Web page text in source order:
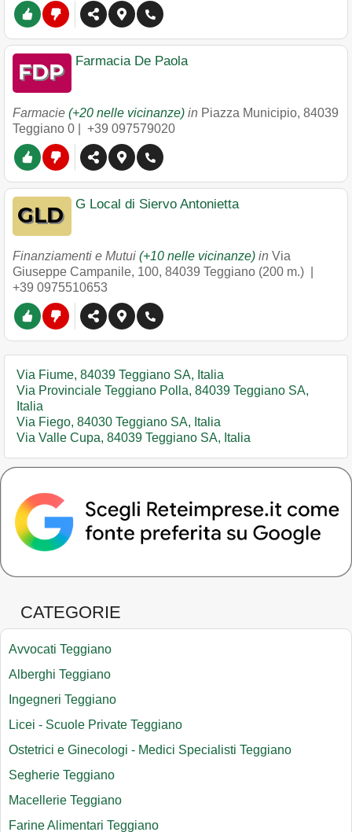
Farmacia De Paola
Farmacie (+20 nelle vicinanze) in Piazza Municipio, 84039
Teggiano 0 | +39 097579020
G Local di Siervo Antonietta
Finanziamenti e Mutui (+10 nelle vicinanze) in Via
Giuseppe Campanile, 100, 84039 Teggiano (200 m.) |
+39 0975510653
Via Fiume, 84039 Teggiano SA, Italia
Via Provinciale Teggiano Polla, 84039 Teggiano SA,
Italia
Via Fiego, 84030 Teggiano SA, Italia
Via Valle Cupa, 84039 Teggiano SA, Italia
CATEGORIE
Avvocati Teggiano
Alberghi Teggiano
Ingegneri Teggiano
Licei - Scuole Private Teggiano
Ostetrici e Ginecologi - Medici Specialisti Teggiano
Segherie Teggiano
Macellerie Teggiano
Farine Alimentari Teggiano